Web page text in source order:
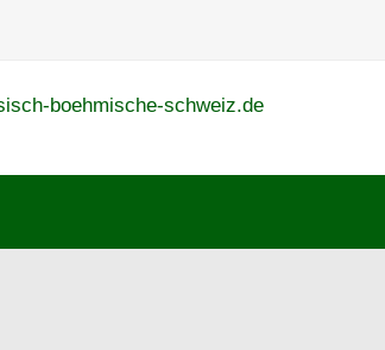
boehmische-schweiz.de